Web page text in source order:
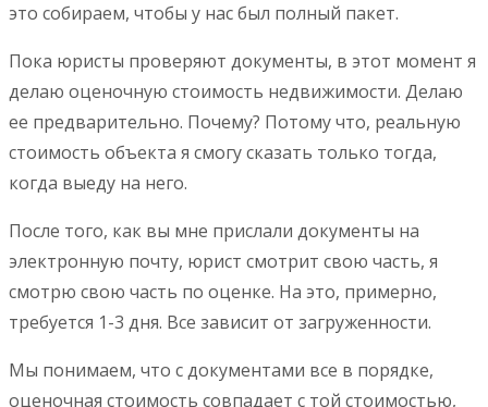
это собираем, чтобы у нас был полный пакет.
Пока юристы проверяют документы, в этот момент я
делаю оценочную стоимость недвижимости. Делаю
ее предварительно. Почему? Потому что, реальную
стоимость объекта я смогу сказать только тогда,
когда выеду на него.
После того, как вы мне прислали документы на
электронную почту, юрист смотрит свою часть, я
смотрю свою часть по оценке. На это, примерно,
требуется 1-3 дня. Все зависит от загруженности.
Мы понимаем, что с документами все в порядке,
оценочная стоимость совпадает с той стоимостью,